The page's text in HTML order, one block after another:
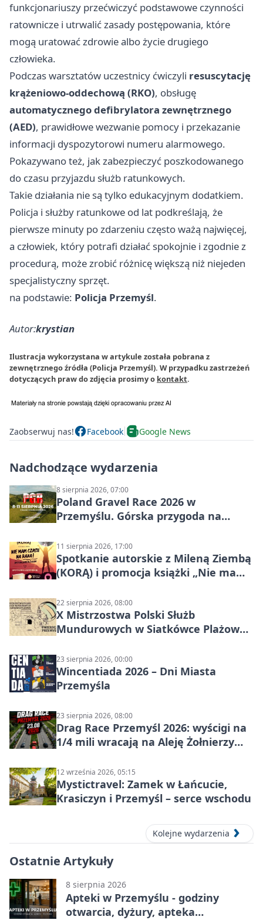
funkcjonariuszy przećwiczyć podstawowe czynności
ratownicze i utrwalić zasady postępowania, które
mogą uratować zdrowie albo życie drugiego
człowieka.
Podczas warsztatów uczestnicy ćwiczyli resuscytację
krążeniowo-oddechową (RKO), obsługę
automatycznego defibrylatora zewnętrznego
(AED), prawidłowe wezwanie pomocy i przekazanie
informacji dyspozytorowi numeru alarmowego.
Pokazywano też, jak zabezpieczyć poszkodowanego
do czasu przyjazdu służb ratunkowych.
Takie działania nie są tylko edukacyjnym dodatkiem.
Policja i służby ratunkowe od lat podkreślają, że
pierwsze minuty po zdarzeniu często ważą najwięcej,
a człowiek, który potrafi działać spokojnie i zgodnie z
procedurą, może zrobić różnicę większą niż niejeden
specjalistyczny sprzęt.
na podstawie: Policja Przemyśl.
Autor:krystian
Ilustracja wykorzystana w artykule została pobrana z
zewnętrznego źródła (Policja Przemyśl). W przypadku zastrzeżeń
dotyczących praw do zdjęcia prosimy o kontakt.
Zaobserwuj nas! Facebook Google News
Nadchodzące wydarzenia
8 sierpnia 2026, 07:00
Poland Gravel Race 2026 w
Przemyślu. Górska przygoda na
11 sierpnia 2026, 17:00
Spotkanie autorskie z Mileną Ziembą
(KORĄ) i promocja książki „Nie mam
22 sierpnia 2026, 08:00
X Mistrzostwa Polski Służb
Mundurowych w Siatkówce Plażowej
23 sierpnia 2026, 00:00
Wincentiada 2026 – Dni Miasta
Przemyśla
23 sierpnia 2026, 08:00
Drag Race Przemyśl 2026: wyścigi na
1/4 mili wracają na Aleję Żołnierzy
12 września 2026, 05:15
Mystictravel: Zamek w Łańcucie,
Krasiczyn i Przemyśl – serce wschodu
Kolejne wydarzenia
Ostatnie Artykuły
8 sierpnia 2026
Apteki w Przemyślu - godziny
otwarcia, dyżury, apteka